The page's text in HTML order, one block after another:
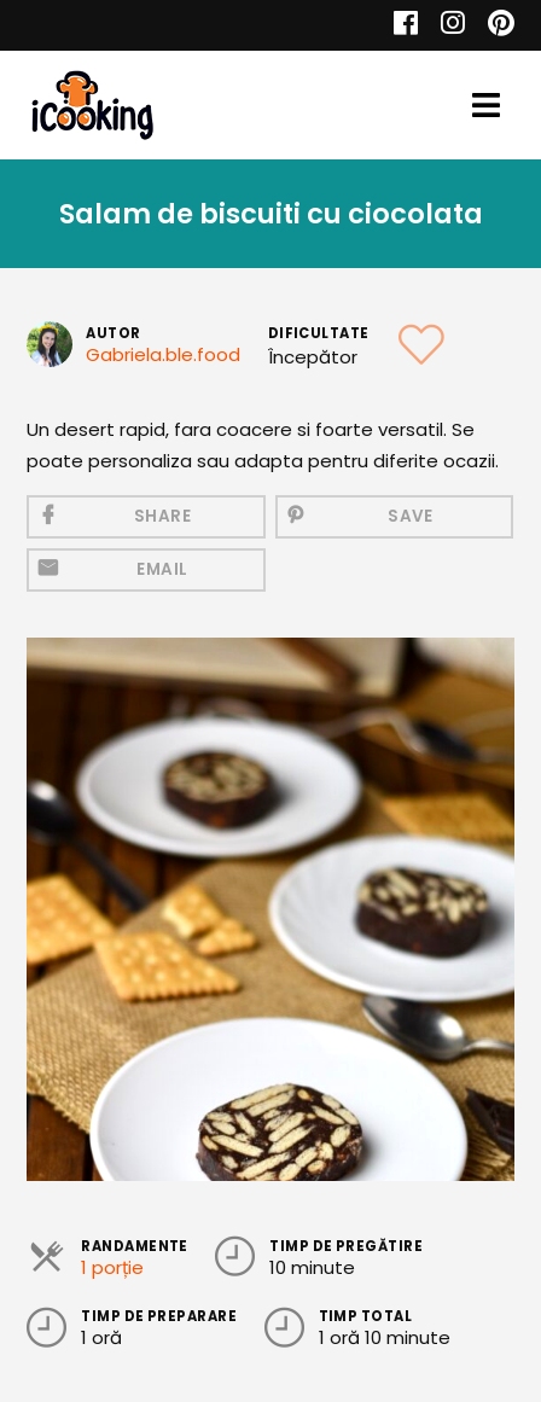
Retete
Toate Reţetele
Aperitive
Aperitive Calde
Aperitive Reci
Mezeluri
Băuturi calde
Băuturi reci
Cocktail-uri
Smoothies
Ceva Dulce
Biscuiți, Bomboane și
Fursecuri
Brioșe și Checuri
Budinci, Jeleuri și Sufleuri
Cheesecake
Cozonaci
Deserturi Sănătoase
Prăjituri
Conserve
Salam de biscuiti cu ciocolata
AUTOR
Gabriela.ble.food
DIFICULTATE
Începător
Un desert rapid, fara coacere si foarte versatil. Se
poate personaliza sau adapta pentru diferite ocazii.
SHARE SAVE
EMAIL
RANDAMENTE
1 porție
TIMP DE PREGĂTIRE
10 minute
TIMP DE PREPARARE
1 oră
TIMP TOTAL
1 oră 10 minute